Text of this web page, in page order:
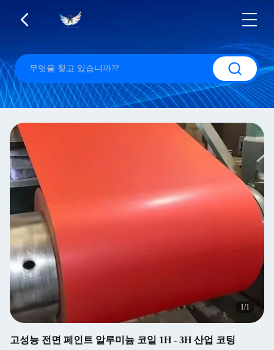
1/1
고성능 전면 페인트 알루미늄 코일 1H - 3H 산업 코팅